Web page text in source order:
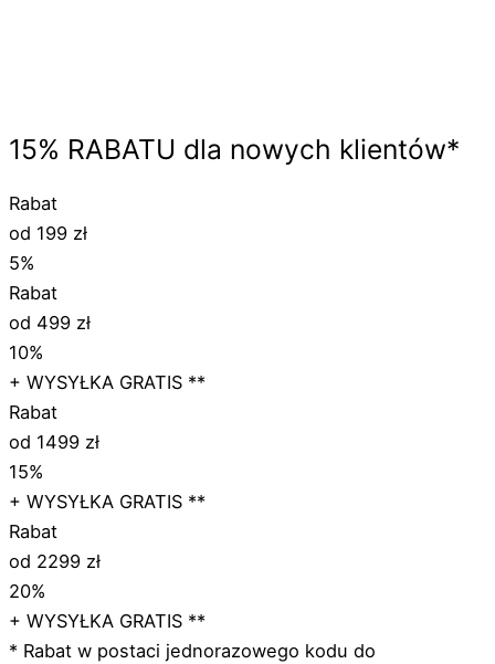
15% RABATU dla nowych klientów*
Rabat
od 199 zł
5%
Rabat
od 499 zł
10%
+ WYSYŁKA GRATIS **
Rabat
od 1499 zł
15%
+ WYSYŁKA GRATIS **
Rabat
od 2299 zł
20%
+ WYSYŁKA GRATIS **
* Rabat w postaci jednorazowego kodu do